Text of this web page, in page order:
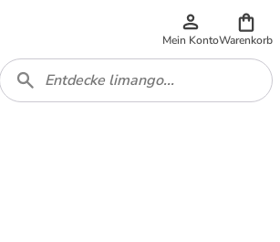
Mein KontoWarenkorb